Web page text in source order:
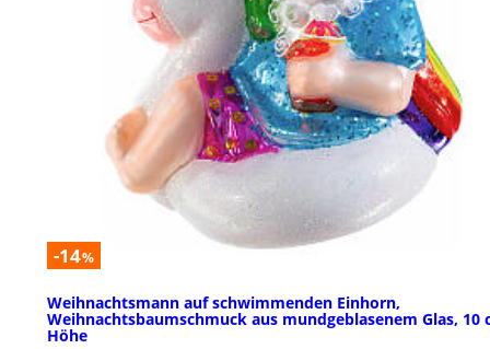
-14%
Weihnachtsmann auf schwimmenden Einhorn,
Weihnachtsbaumschmuck aus mundgeblasenem Glas, 10
Höhe